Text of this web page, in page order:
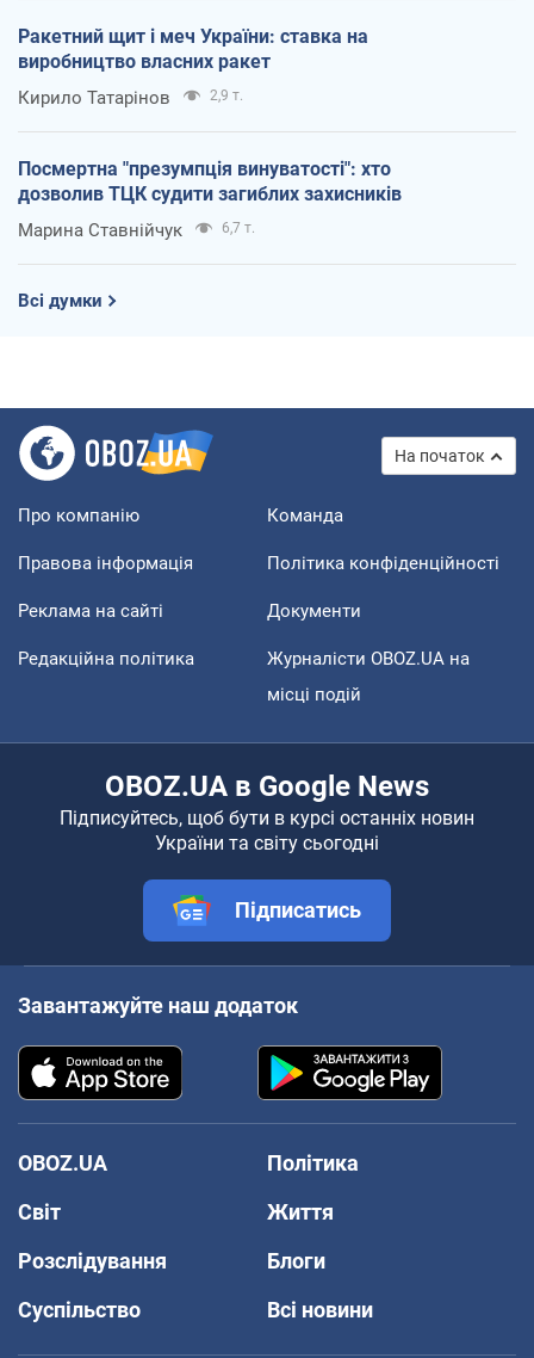
Ракетний щит і меч України: ставка на
виробництво власних ракет
Кирило Татарінов 2,9 т.
Посмертна "презумпція винуватості": хто
дозволив ТЦК судити загиблих захисників
Марина Ставнійчук 6,7 т.
Всі думки
На початок
Про компанію Команда
Правова інформація Політика конфіденційності
Реклама на сайті Документи
Редакційна політика
Журналісти OBOZ.UA на
місці подій
OBOZ.UA в Google News
Підписуйтесь, щоб бути в курсі останніх новин
України та світу сьогодні
Підписатись
Завантажуйте наш додаток
OBOZ.UA
Політика
Світ
Життя
Розслідування
Блоги
Суспільство
Всі новини